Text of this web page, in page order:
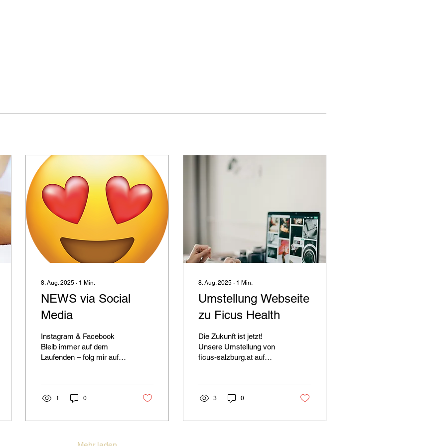
8. Aug. 2025 ∙ 1 Min.
NEWS via Social
Media
Instagram & Facebook
Bleib immer auf dem
Laufenden – folg mir auf
verpassen? Dann folg...
1 0
8. Aug. 2025 ∙ 1 Min.
Umstellung Webseite
zu Ficus Health
Die Zukunft ist jetzt!
Unsere Umstellung von
ficus-salzburg.at auf
3 0